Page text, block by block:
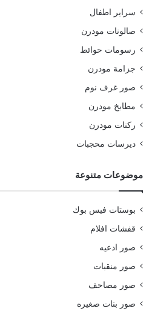
سراير اطفال
صالونات مودرن
رسومات حوائط
جزامة مودرن
صور غرف نوم
مطابخ مودرن
ركنات مودرن
ديرسات محجبات
موضوعات متنوعة
بوستات فيس بوك
قفشات افلام
صور ادعيه
صور منقبات
صور مصاحف
صور بنات صغيره